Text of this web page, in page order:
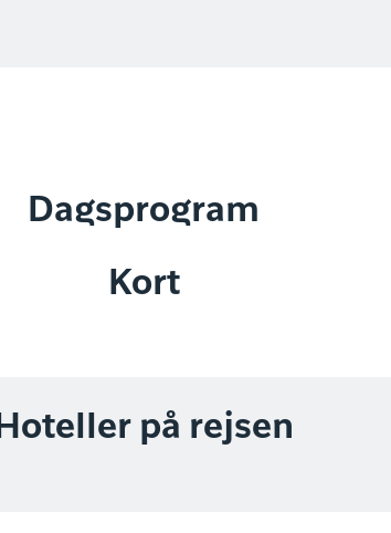
Dagsprogram
Kort
Hoteller på rejsen